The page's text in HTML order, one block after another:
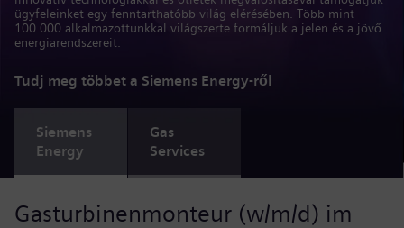
ügyfeleinket egy fenntarthatóbb világ elérésében. Több mint
100 000 alkalmazottunkkal világszerte formáljuk a jelen és a jövő
energiarendszereit.
Tudj meg többet a Siemens Energy-ről
Siemens
Energy
Gas
Services
Gasturbinenmonteur (w/m/d) im